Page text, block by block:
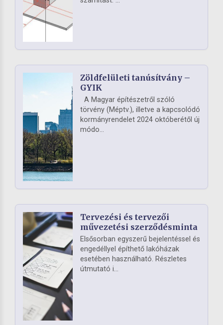
Zöldfelületi tanúsítvány –
GYIK
A Magyar építészetről szóló
törvény (Méptv.), illetve a kapcsolódó
kormányrendelet 2024 októberétől új
módo...
Tervezési és tervezői
művezetési szerződésminta
Elsősorban egyszerű bejelentéssel és
engedéllyel építhető lakóházak
esetében használható. Részletes
útmutató i...